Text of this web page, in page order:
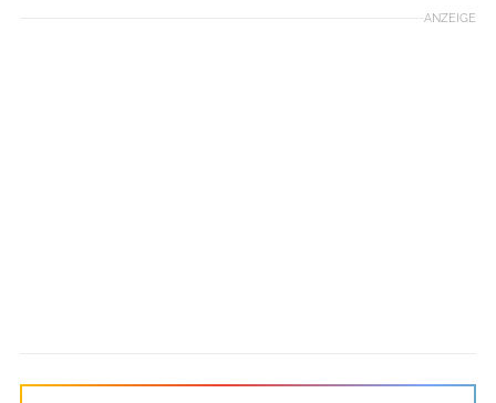
ANZEIGE